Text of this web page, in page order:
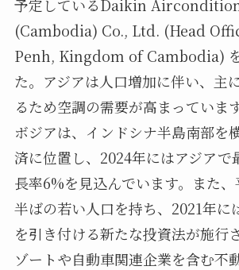
予定しているDaikin
(Cambodia) Co., Ltd. (Head
Penh, Kingdom of Cambodia)
た。アジアは人口増加に伴い、主
るため空調の需要が高まっていま
ボジアは、インドシナ半島南部を
済に位置し、2024年にはアジアで
長率6%を見込んでいます。また
半ばの若い人口を持ち、2021年に
を引き付ける新たな投資法が施行
ゾートや自動車関連企業を含む不